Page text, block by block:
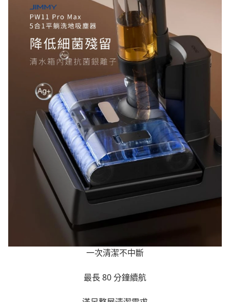
一次清潔不中斷
最長 80 分鐘續航